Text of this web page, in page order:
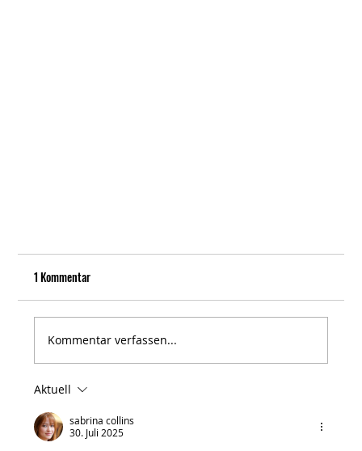
1 Kommentar
Kommentar verfassen...
Aktuell
sabrina collins
30. Juli 2025